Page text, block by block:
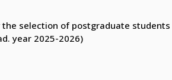
selection of postgraduate students
year 2025-2026)